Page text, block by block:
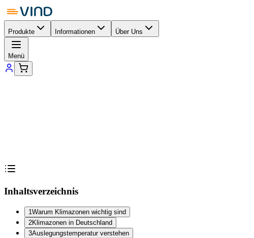
Produkte Informationen Über Uns
Menü
Inhaltsverzeichnis
1Warum Klimazonen wichtig sind
2Klimazonen in Deutschland
3Auslegungstemperatur verstehen